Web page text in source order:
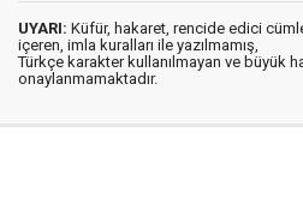
UYARI: Küfür, hakaret, rencide edici
içeren, imla kuralları ile yazılmamış,
Türkçe karakter kullanılmayan ve büyük
onaylanmamaktadır.